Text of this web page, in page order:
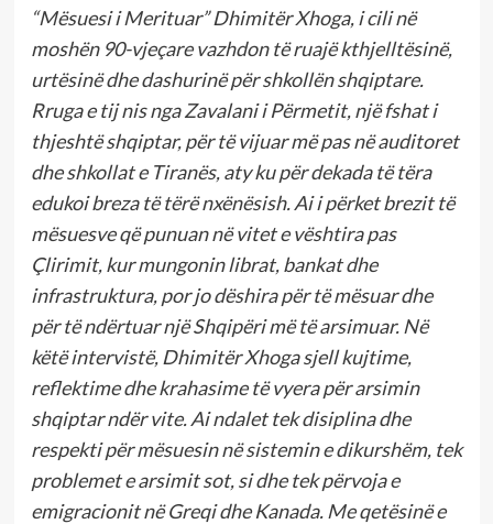
“Mësuesi i Merituar” Dhimitër Xhoga, i cili në
moshën 90-vjeçare vazhdon të ruajë kthjelltësinë,
urtësinë dhe dashurinë për shkollën shqiptare.
Rruga e tij nis nga Zavalani i Përmetit, një fshat i
thjeshtë shqiptar, për të vijuar më pas në auditoret
dhe shkollat e Tiranës, aty ku për dekada të tëra
edukoi breza të tërë nxënësish. Ai i përket brezit të
mësuesve që punuan në vitet e vështira pas
Çlirimit, kur mungonin librat, bankat dhe
infrastruktura, por jo dëshira për të mësuar dhe
për të ndërtuar një Shqipëri më të arsimuar. Në
këtë intervistë, Dhimitër Xhoga sjell kujtime,
reflektime dhe krahasime të vyera për arsimin
shqiptar ndër vite. Ai ndalet tek disiplina dhe
respekti për mësuesin në sistemin e dikurshëm, tek
problemet e arsimit sot, si dhe tek përvoja e
emigracionit në Greqi dhe Kanada. Me qetësinë e